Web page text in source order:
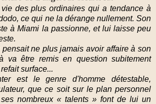
des plus ordinaires qui a tendance à
ce qui ne la dérange nullement. Son
à Miami la passionne, et lui laisse peu
ne plus jamais avoir affaire à son
va être remis en question subitement
surface...
est le genre d'homme détestable,
que ce soit sur le plan personnel
nombreux « talents » font de lui un